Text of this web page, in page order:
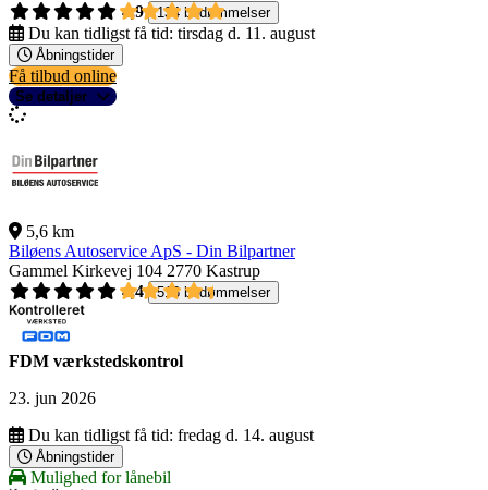
4,9
134 bedømmelser
Du kan tidligst få tid: tirsdag d. 11. august
Åbningstider
Få tilbud online
Se detaljer
5,6 km
Biløens Autoservice ApS - Din Bilpartner
Gammel Kirkevej 104 2770 Kastrup
4,4
516 bedømmelser
FDM værkstedskontrol
23. jun 2026
Du kan tidligst få tid: fredag d. 14. august
Åbningstider
Mulighed for lånebil